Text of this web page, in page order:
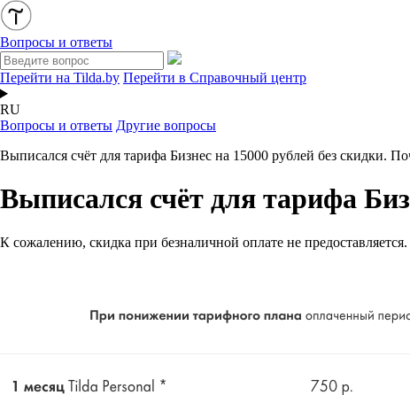
Вопросы и ответы
Перейти на Tilda.by Перейти в Справочный центр
RU
Вопросы и ответы Другие вопросы
Выписался счёт для тарифа Бизнес на 15000 рублей без скидки.
Выписался счёт для тарифа
К сожалению, скидка при безналичной оплате не предоставляется.